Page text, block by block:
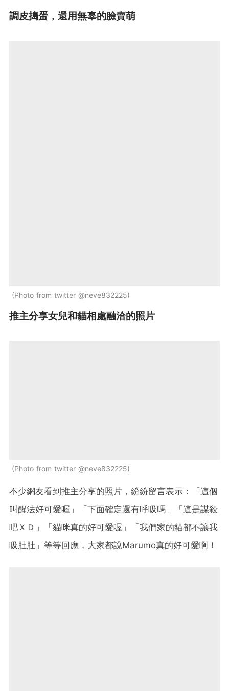
調皮搗蛋，還用無辜的臉賣萌
Photo from twitter @neve832225
推主分享女兒和貓相處融洽的照片
Photo from twitter @neve832225
不少網友看到推主分享的照片，紛紛留言表示：「這個
叫醒法好可愛喔」「下面確定還有呼吸嗎」「這是謀殺
吧ＸＤ」「貓咪真的好可愛喔」「我們家的貓都不讓我
吸肚肚」等等回應，大家都說Marumo真的好可愛啊！